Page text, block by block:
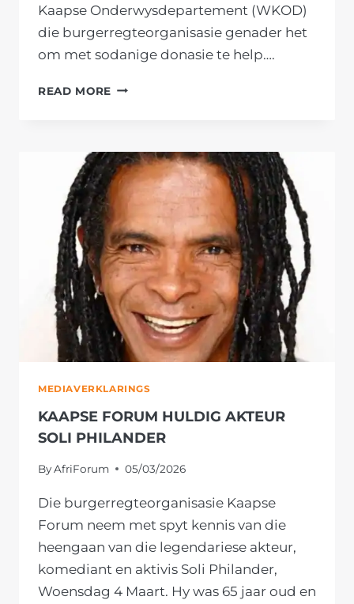
Kaapse Onderwysdepartement (WKOD)
die burgerregteorganisasie genader het
om met sodanige donasie te help….
READ MORE KAAPSE
VAN
2
KUIKENS
EN
VOER
VIR
SKURWEBERG-
SKOOL
VAN
ASTRAL
FOODS
MEDIAVERKLARINGS
KAAPSE FORUM HULDIG AKTEUR
SOLI PHILANDER
ByAfriForum 05/03/2026
Die burgerregteorganisasie Kaapse
Forum neem met spyt kennis van die
heengaan van die legendariese akteur,
komediant en aktivis Soli Philander,
Woensdag 4 Maart. Hy was 65 jaar oud en